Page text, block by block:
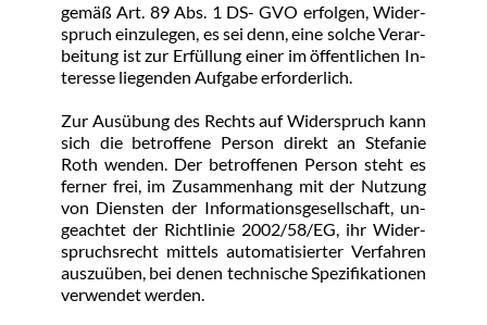
ge­mäß Art. 89 Abs. 1 DS- GVO er­fol­gen, Wi­der­
spruch ein­zu­le­gen, es sei denn, ei­ne sol­che Ver­ar­
bei­tung ist zur Er­fül­lung ei­ner im öf­f­ent­li­chen In­
ter­es­se lie­gen­den Auf­ga­be er­for­der­lich.
Zur Aus­übung des Rechts auf Wi­der­spruch kann
sich die be­trof­fe­ne Per­son di­rekt an Ste­fa­nie
Roth wen­den. Der be­trof­fe­nen Per­son steht es
fer­ner frei, im Zu­sam­men­hang mit der Nut­zung
von Diens­ten der In­for­ma­ti­ons­ge­sell­schaft, un­
ge­ach­tet der Richt­li­nie 2002/58/EG, ihr Wi­der­
spruchs­recht mit­tels au­to­ma­ti­sier­ter Ver­fah­ren
aus­zu­üben, bei de­nen tech­ni­sche Spe­zi­fi­ka­tio­nen
ver­wen­det wer­den.